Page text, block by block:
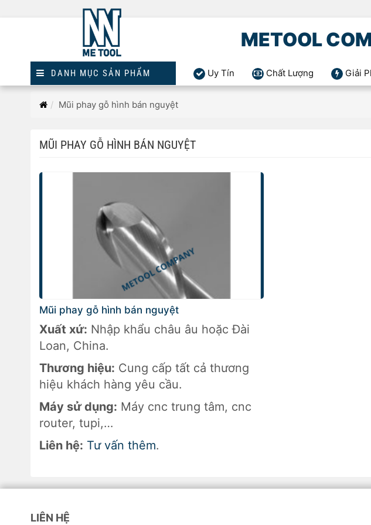
METOOL
DANH MỤC SẢN PHẨM Uy Tín Chất Lượng Giải
TrangMũi phay gỗ hình bán nguyệt
MŨI PHAY GỖ HÌNH BÁN NGUYỆT
Mũi phay gỗ hình bán nguyệt
Xuất xứ: Nhập khẩu châu âu hoặc Đài
Loan, China.
Thương hiệu: Cung cấp tất cả thương
hiệu khách hàng yêu cầu.
Máy sử dụng: Máy cnc trung tâm, cnc
router, tupi,…
Liên hệ: Tư vấn thêm.
LIÊN HỆ